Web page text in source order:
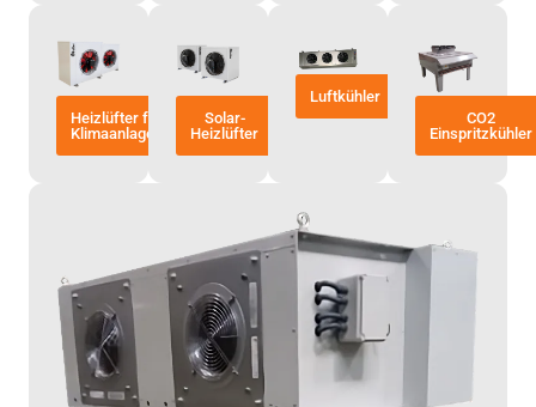
Heizlüfter für
Klimaanlagen
Solar-
Heizlüfter
Luftkühler
CO2
Einspritzkühler